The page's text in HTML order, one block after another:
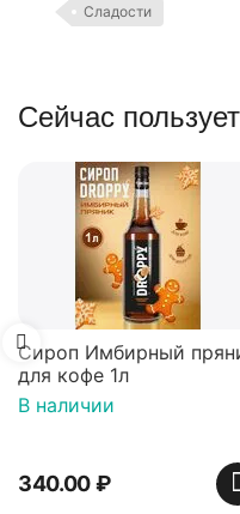
Сладости
Сейчас
Сироп Имбирный
для кофе 1л
В наличии
340.00₽